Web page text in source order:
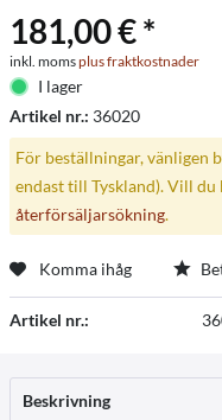
181,00 € *
inkl. momsplus fraktkostnader
I lager
Artikel nr.: 36020
För beställningar, vänligen
endast till Tyskland). Vill du
återförsäljarsökning.
Komma ihåg
Artikel nr.:
Beskrivning